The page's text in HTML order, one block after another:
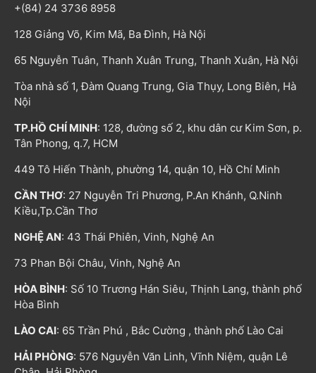
+(84) 24 3736 8958
128 Giảng Võ, Kim Mã, Ba Đình, Hà Nội
65 Nguyễn Tuân, Thanh Xuân Trung, Thanh Xuân, Hà Nội
Tòa nhà số 1, Đàm Quang Trung, Gia Thụy, Long Biên, Hà
Nội
TP.HỒ CHÍ MINH: 128, đường số 2, khu dân cư Kim Sơn, p.
Tân Phong, q.7, HCM
449 Tô Hiến Thành, phường 14, quận 10, Hồ Chí Minh
CẦN THƠ: 27 Nguyễn Tri Phương, P.An Khánh, Q.Ninh
Kiều,Tp.Cần Thơ
NGHỆ AN: 43 Thái Phiên, Vinh, Nghệ An
73 Phan Bội Châu, Vinh, Nghệ An
HÒA BÌNH: Số 10 Trương Hán Siêu, Thịnh Lang, thành phố
Hòa Bình
LÀO CAI: 65 Trần Phú , Bắc Cường , thành phố Lào Cai
HẢI PHÒNG: 576 Nguyễn Văn Linh, Vĩnh Niệm, quận Lê